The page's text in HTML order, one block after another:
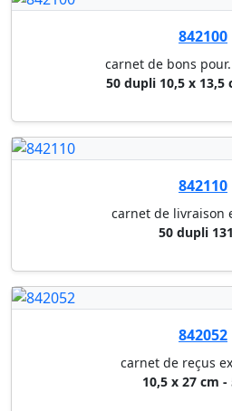
carnet messages
50 fls 14,8 x 29,7
registre des
registre
843210
40 fls a6 oblong
842095
registre des